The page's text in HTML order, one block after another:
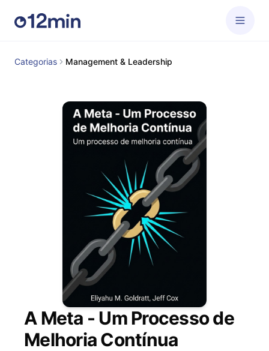
Categorias Management & Leadership
A Meta - Um Processo de
Melhoria Contínua